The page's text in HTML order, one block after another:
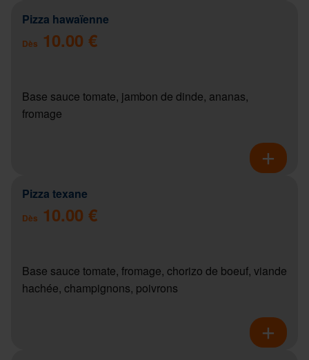
Pizza hawaïenne
Dès 10.00 €
Base sauce tomate, jambon de dinde, ananas,
fromage
Pizza texane
Dès 10.00 €
Base sauce tomate, fromage, chorizo de boeuf, viande
hachée, champignons, poivrons